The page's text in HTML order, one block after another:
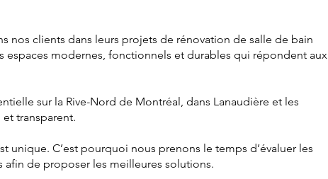
nos clients dans leurs projets de rénovation de salle de bain
modernes, fonctionnels et durables qui répondent aux
sur la Rive-Nord de Montréal, dans Lanaudière et les
transparent.
C’est pourquoi nous prenons le temps d’évaluer les
de proposer les meilleures solutions.